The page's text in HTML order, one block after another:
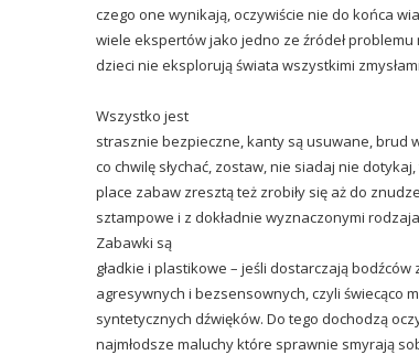
czego one wynikają, oczywiście nie do końca
wiele ekspertów jako jedno ze źródeł problemu
dzieci nie eksplorują świata wszystkimi
Wszystko jest
strasznie bezpieczne, kanty są usuwane, brud
co chwilę słychać, zostaw, nie siadaj nie
place zabaw zresztą też zrobiły się aż do
sztampowe i z dokładnie wyznaczonymi
Zabawki są
gładkie i plastikowe – jeśli dostarczają bodźców
agresywnych i bezsensownych, czyli świecąco
syntetycznych dźwięków. Do tego dochodzą
najmłodsze maluchy które sprawnie smyrają